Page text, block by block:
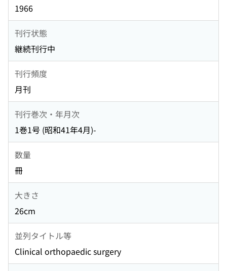
1966
刊行状態
継続刊行中
刊行頻度
月刊
刊行巻次・年月次
1巻1号 (昭和41年4月)-
数量
冊
大きさ
26cm
並列タイトル等
Clinical orthopaedic surgery